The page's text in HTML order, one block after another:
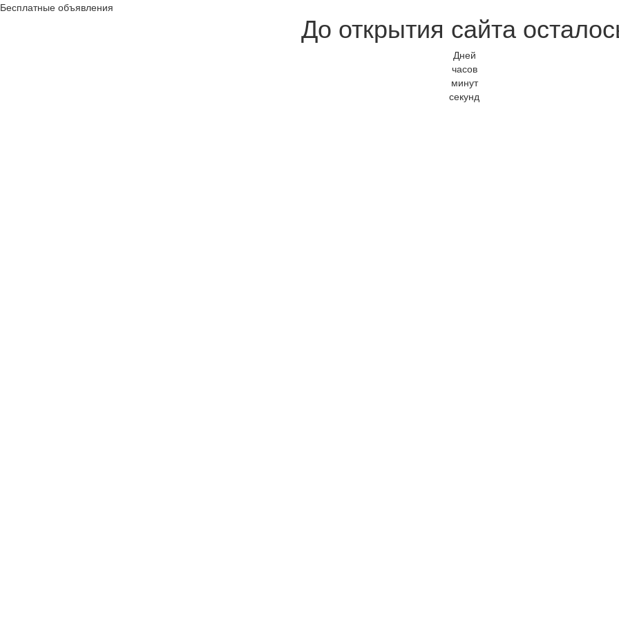
Бесплатные объявления
До открытия сайта
Дней
часов
минут
секунд